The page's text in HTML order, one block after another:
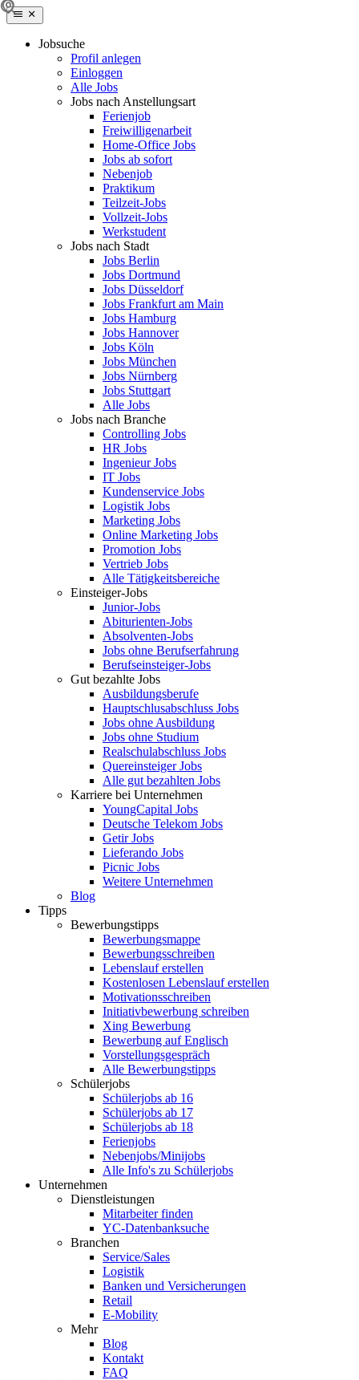
Jobsuche
Profil anlegen
Einloggen
Alle Jobs
Jobs nach Anstellungsart
Ferienjob
Freiwilligenarbeit
Home-Office Jobs
Jobs ab sofort
Nebenjob
Praktikum
Teilzeit-Jobs
Vollzeit-Jobs
Werkstudent
Jobs nach Stadt
Jobs Berlin
Jobs Dortmund
Jobs Düsseldorf
Jobs Frankfurt am Main
Jobs Hamburg
Jobs Hannover
Jobs Köln
Jobs München
Jobs Nürnberg
Jobs Stuttgart
Alle Jobs
Jobs nach Branche
Controlling Jobs
HR Jobs
Ingenieur Jobs
IT Jobs
Kundenservice Jobs
Logistik Jobs
Marketing Jobs
Online Marketing Jobs
Promotion Jobs
Vertrieb Jobs
Alle Tätigkeitsbereiche
Einsteiger-Jobs
Junior-Jobs
Abiturienten-Jobs
Absolventen-Jobs
Jobs ohne Berufserfahrung
Berufseinsteiger-Jobs
Gut bezahlte Jobs
Ausbildungsberufe
Hauptschlusabschluss Jobs
Jobs ohne Ausbildung
Jobs ohne Studium
Realschulabschluss Jobs
Quereinsteiger Jobs
Alle gut bezahlten Jobs
Karriere bei Unternehmen
YoungCapital Jobs
Deutsche Telekom Jobs
Getir Jobs
Lieferando Jobs
Picnic Jobs
Weitere Unternehmen
Blog
Tipps
Bewerbungstipps
Bewerbungsmappe
Bewerbungsschreiben
Lebenslauf erstellen
Kostenlosen Lebenslauf erstellen
Motivationsschreiben
Initiativbewerbung schreiben
Xing Bewerbung
Bewerbung auf Englisch
Vorstellungsgespräch
Alle Bewerbungstipps
Schülerjobs
Schülerjobs ab 16
Schülerjobs ab 17
Schülerjobs ab 18
Ferienjobs
Nebenjobs/Minijobs
Alle Info's zu Schülerjobs
Unternehmen
Dienstleistungen
Mitarbeiter finden
YC-Datenbanksuche
Branchen
Service/Sales
Logistik
Banken und Versicherungen
Retail
E-Mobility
Mehr
Blog
Kontakt
FAQ